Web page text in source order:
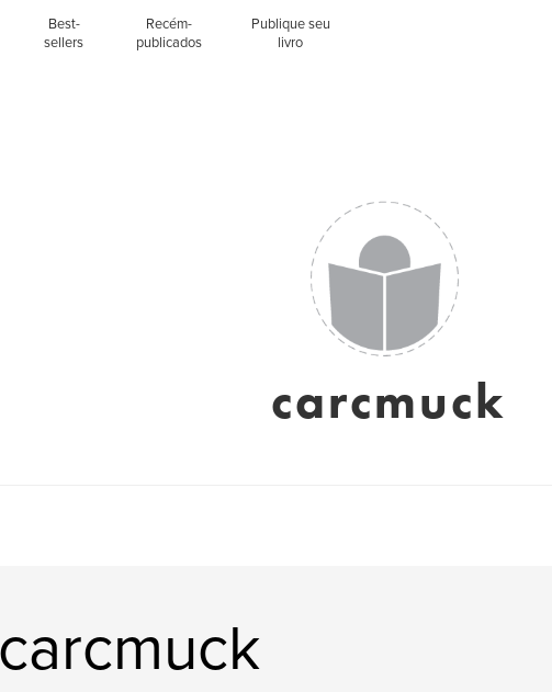
Best-
sellers
Recém-
publicados
Publique seu
livro
carcmuck